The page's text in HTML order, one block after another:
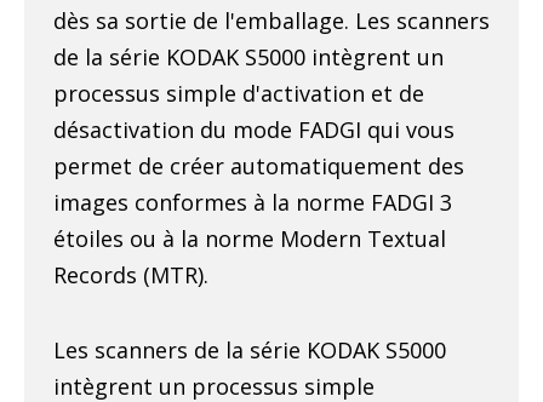
dès sa sortie de l'emballage. Les scanners
de la série KODAK S5000 intègrent un
processus simple d'activation et de
désactivation du mode FADGI qui vous
permet de créer automatiquement des
images conformes à la norme FADGI 3
étoiles ou à la norme Modern Textual
Records (MTR).
Les scanners de la série KODAK S5000
intègrent un processus simple